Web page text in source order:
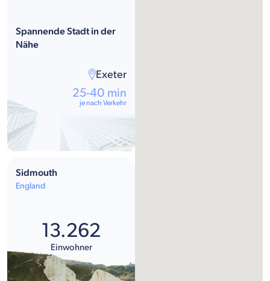
Spannende Stadt in der
Nähe
Exeter
25-40 min
je nach Verkehr
Sidmouth
England
13.262
Einwohner